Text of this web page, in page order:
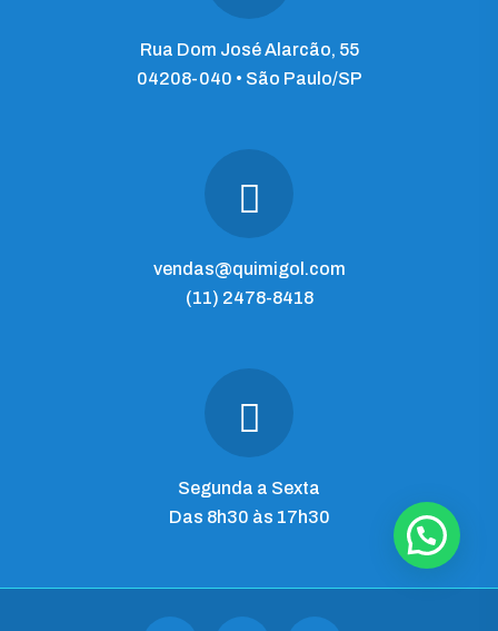
Rua Dom José Alarcão, 55
04208-040 • São Paulo/SP
vendas@quimigol.com
(11) 2478-8418
Segunda a Sexta
Das 8h30 às 17h30